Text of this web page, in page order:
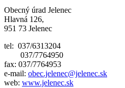
Obecný úrad Jelenec
Hlavná 126,
951 73 Jelenec
tel: 037/6313204
037/7764950
fax: 037/7764953
e-mail: obec.jelenec@jelenec.sk
web: www.jelenec.sk